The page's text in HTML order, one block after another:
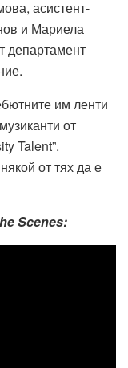
асистент-
и Мариела
департамент
им ленти
от
Talent”.
от тях да е
Scenes: